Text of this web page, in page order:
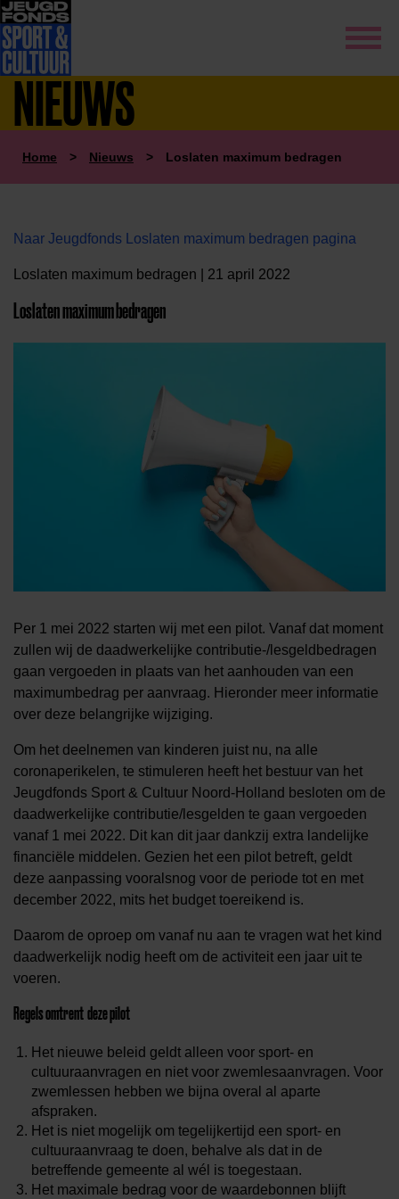
NIEUWS
Home > Nieuws > Loslaten maximum bedragen
Naar Jeugdfonds Loslaten maximum bedragen pagina
Loslaten maximum bedragen | 21 april 2022
Loslaten maximum bedragen
Per 1 mei 2022 starten wij met een pilot. Vanaf dat moment
zullen wij de daadwerkelijke contributie-/lesgeldbedragen
gaan vergoeden in plaats van het aanhouden van een
maximumbedrag per aanvraag. Hieronder meer informatie
over deze belangrijke wijziging.
Om het deelnemen van kinderen juist nu, na alle
coronaperikelen, te stimuleren heeft het bestuur van het
Jeugdfonds Sport & Cultuur Noord-Holland besloten om de
daadwerkelijke contributie/lesgelden te gaan vergoeden
vanaf 1 mei 2022. Dit kan dit jaar dankzij extra landelijke
financiële middelen. Gezien het een pilot betreft, geldt
deze aanpassing vooralsnog voor de periode tot en met
december 2022, mits het budget toereikend is.
Daarom de oproep om vanaf nu aan te vragen wat het kind
daadwerkelijk nodig heeft om de activiteit een jaar uit te
voeren.
Regels omtrent deze pilot
Het nieuwe beleid geldt alleen voor sport- en
cultuuraanvragen en niet voor zwemlesaanvragen. Voor
zwemlessen hebben we bijna overal al aparte
afspraken.
Het is niet mogelijk om tegelijkertijd een sport- en
cultuuraanvraag te doen, behalve als dat in de
betreffende gemeente al wél is toegestaan.
Het maximale bedrag voor de waardebonnen blijft